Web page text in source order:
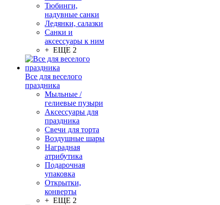
Тюбинги,
надувные санки
Ледянки, салазки
Санки и
аксессуары к ним
+ ЕЩЕ 2
Все для веселого
праздника
Мыльные /
гелиевые пузыри
Аксессуары для
праздника
Свечи для торта
Воздушные шары
Наградная
атрибутика
Подарочная
упаковка
Открытки,
конверты
+ ЕЩЕ 2